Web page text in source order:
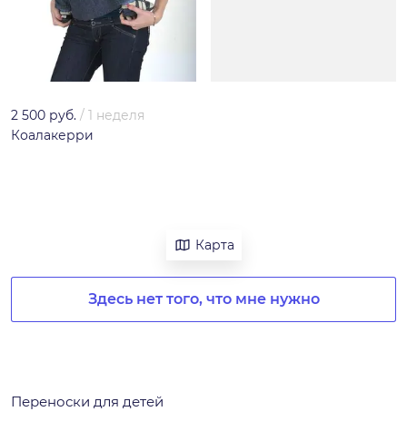
2 500 руб. / 1 неделя
Коалакерри
Карта
Здесь нет того, что мне нужно
Переноски для детей